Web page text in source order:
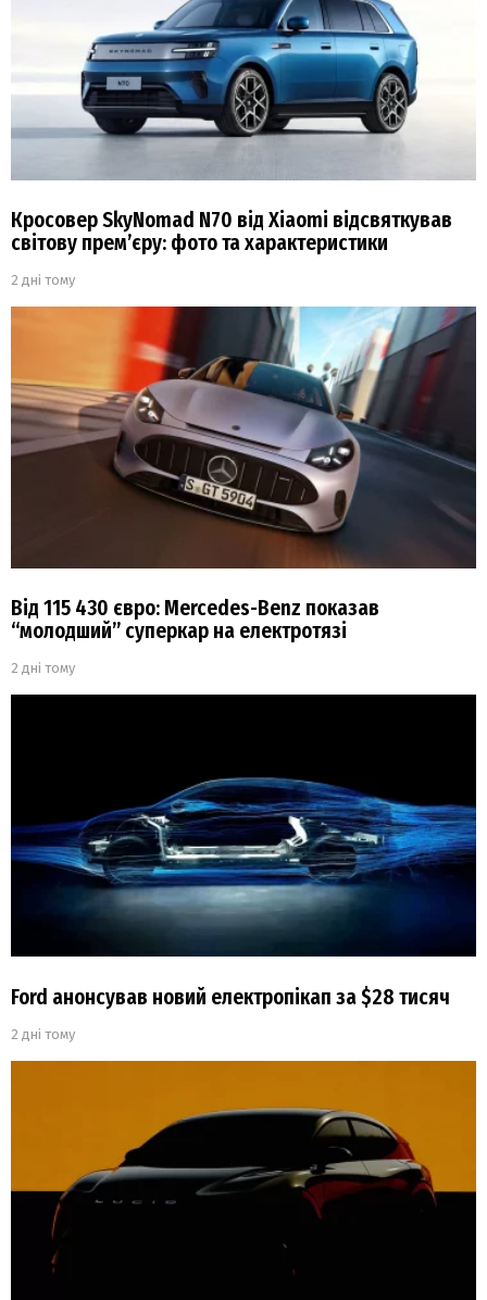
Кросовер SkyNomad N70 від Xiaomi відсвяткував
світову прем’єру: фото та характеристики
2 дні тому
Від 115 430 євро: Mercedes-Benz показав
“молодший” суперкар на електротязі
2 дні тому
Ford анонсував новий електропікап за $28 тисяч
2 дні тому